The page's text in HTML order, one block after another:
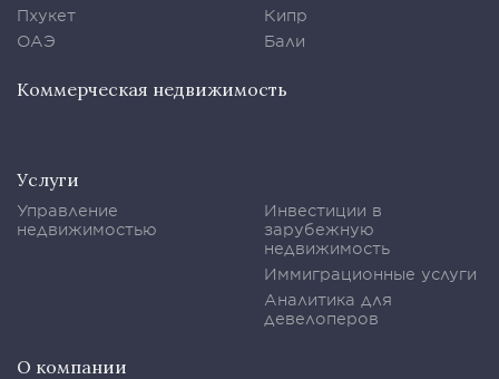
Пхукет
ОАЭ
Кипр
Бали
Коммерческая недвижимость
Услуги
Управление
недвижимостью
Инвестиции в
зарубежную
недвижимость
Иммиграционные услуги
Аналитика для
девелоперов
О компании